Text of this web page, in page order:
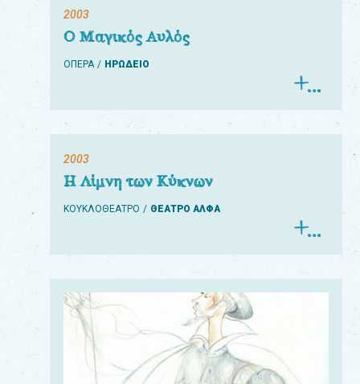
2003
Ο Μαγικός Αυλός
ΟΠΕΡΑ ΗΡΩΔΕΙΟ
2003
Η Λίμνη των Κύκνων
ΚΟΥΚΛΟΘΕΑΤΡΟ ΘΕΑΤΡΟ ΑΛΦΑ